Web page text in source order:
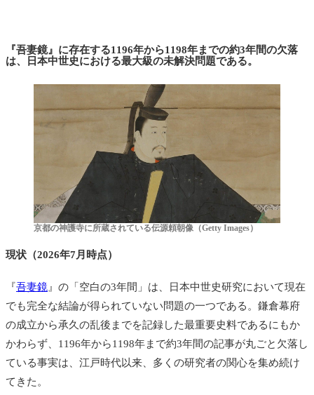
『吾妻鏡』に存在する1196年から1198年までの約3年間の欠落
は、日本中世史における最大級の未解決問題である。
京都の神護寺に所蔵されている伝源頼朝像（Getty Images）
現状（2026年7月時点）
『吾妻鏡 』の「空白の3年間」は、日本中世史研究において現在
でも完全な結論が得られていない問題の一つである。鎌倉幕府
の成立から承久の乱後までを記録した最重要史料であるにもか
かわらず、1196年から1198年まで約3年間の記事が丸ごと欠落し
ている事実は、江戸時代以来、多くの研究者の関心を集め続け
てきた。